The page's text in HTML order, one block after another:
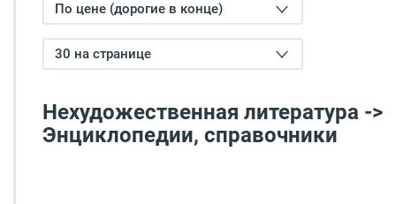
По цене (дорогие в конце)
30 на странице
Нехудожественная литература ->
Энциклопедии, справочники